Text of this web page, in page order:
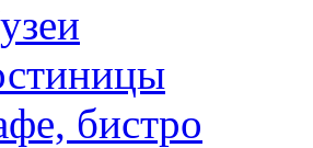
бистро